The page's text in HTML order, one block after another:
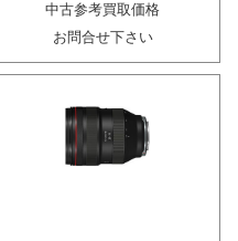
中古参考買取価格
お問合せ下さい